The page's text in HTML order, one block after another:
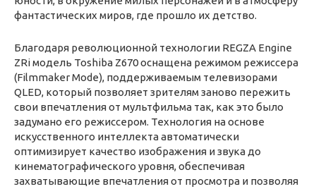
фантастических миров, где прошло их детство.
Благодаря революционной технологии REGZA Engine
ZRi модель Toshiba Z670 оснащена режимом режиссера
(Filmmaker Mode), поддерживаемым телевизорами
QLED, который позволяет зрителям заново пережить
свои впечатления от мультфильма так, как это было
задумано его режиссером. Технология на основе
искусственного интеллекта автоматически
оптимизирует качество изображения и звука до
кинематографического уровня, обеспечивая
захватывающие впечатления от просмотра и позволяя